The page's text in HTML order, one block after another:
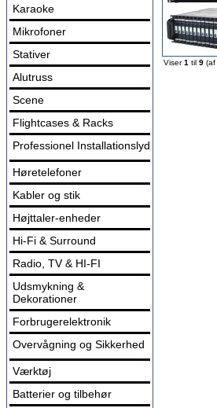
Karaoke
Mikrofoner
Stativer
Alutruss
Scene
Flightcases & Racks
Professionel Installationslyd
Høretelefoner
Kabler og stik
Højttaler-enheder
Hi-Fi & Surround
Radio, TV & HI-FI
Udsmykning &
Dekorationer
Forbrugerelektronik
Overvågning og Sikkerhed
Værktøj
Batterier og tilbehør
Viser1 til 9 (af